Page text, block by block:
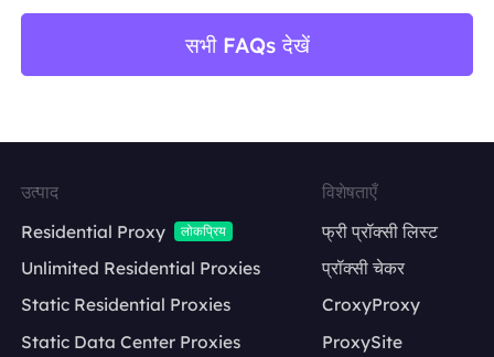
सभी FAQs देखें
उत्पाद
Residential Proxy
लोकप्रिय
Unlimited Residential Proxies
Static Residential Proxies
Static Data Center Proxies
विशेषताएँ
फ्री प्रॉक्सी लिस्ट
प्रॉक्सी चेकर
CroxyProxy
ProxySite